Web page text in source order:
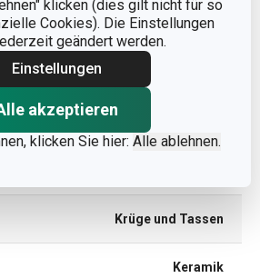
klicken (dies gilt nicht für so
Cookies). Die Einstellungen
geändert werden.
Einstellungen
akzeptieren
klicken Sie hier: Alle ablehnen.
Krüge und Tassen
Keramik